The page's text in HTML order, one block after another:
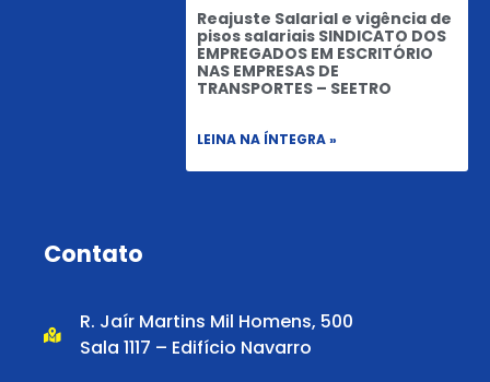
Reajuste Salarial e vigência de
pisos salariais SINDICATO DOS
EMPREGADOS EM ESCRITÓRIO
NAS EMPRESAS DE
TRANSPORTES – SEETRO
LEINA NA ÍNTEGRA »
Contato
R. Jaír Martins Mil Homens, 500
Sala 1117 – Edifício Navarro